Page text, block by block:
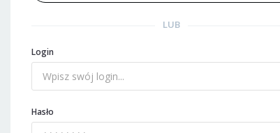
LUB
Login
Hasło